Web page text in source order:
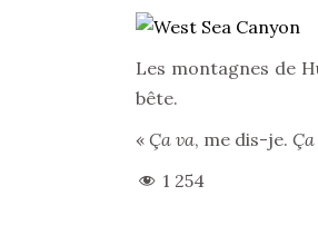
Les montagnes de
bête.
« Ça va, me dis-je.
1 254